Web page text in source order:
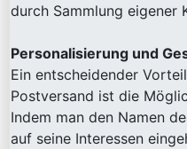
durch Sammlung eigener
Personalisierung und
Ein entscheidender
Postversand ist die
Indem man den Namen
auf seine Interessen